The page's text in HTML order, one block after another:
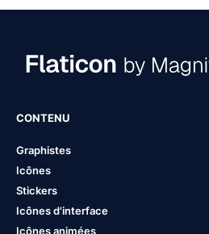
CONTENU
Graphistes
Icônes
Stickers
Icônes d'interface
Icônes animées